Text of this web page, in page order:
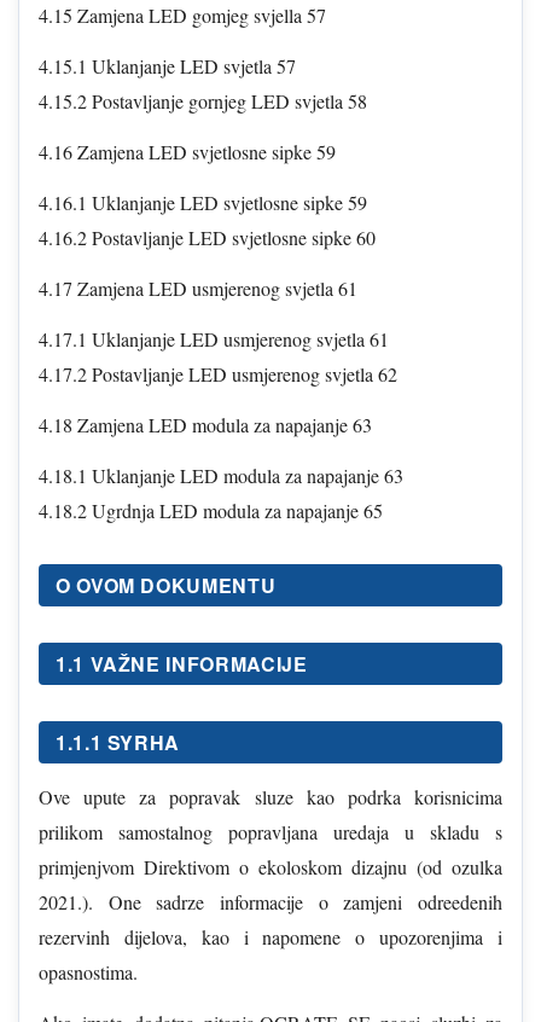
4.15 Zamjena LED gomjeg svjella 57
4.15.1 Uklanjanje LED svjetla 57
4.15.2 Postavljanje gornjeg LED svjetla 58
4.16 Zamjena LED svjetlosne sipke 59
4.16.1 Uklanjanje LED svjetlosne sipke 59
4.16.2 Postavljanje LED svjetlosne sipke 60
4.17 Zamjena LED usmjerenog svjetla 61
4.17.1 Uklanjanje LED usmjerenog svjetla 61
4.17.2 Postavljanje LED usmjerenog svjetla 62
4.18 Zamjena LED modula za napajanje 63
4.18.1 Uklanjanje LED modula za napajanje 63
4.18.2 Ugrdnja LED modula za napajanje 65
O OVOM DOKUMENTU
1.1 VAŽNE INFORMACIJE
1.1.1 SYRHA
Ove upute za popravak sluze kao podrka korisnicima
prilikom samostalnog popravljana uredaja u skladu s
primjenjvom Direktivom o ekoloskom dizajnu (od ozulka
2021.). One sadrze informacije o zamjeni odreedenih
rezervinh dijelova, kao i napomene o upozorenjima i
opasnostima.